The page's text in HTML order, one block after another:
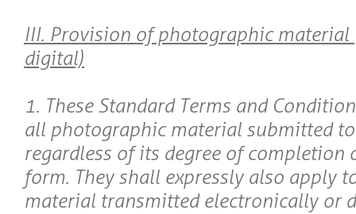
III. Provision of photographic material
digital)
1. These Standard Terms and
all photographic material submitted
regardless of its degree of completion
form. They shall expressly also apply
material transmitted electronically or